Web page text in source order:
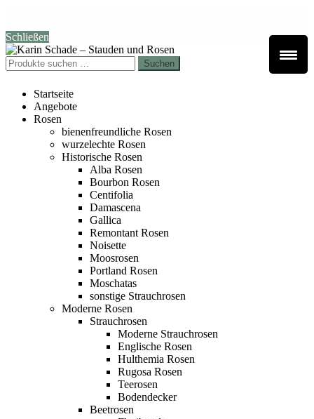
Schließen
Zur
Navigation
springen
Zum
Inhalt
springen
Suchen
nach:
Suchen
Startseite
Angebote
Rosen
bienenfreundliche Rosen
wurzelechte Rosen
Historische Rosen
Alba Rosen
Bourbon Rosen
Centifolia
Damascena
Gallica
Remontant Rosen
Noisette
Moosrosen
Portland Rosen
Moschatas
sonstige Strauchrosen
Moderne Rosen
Strauchrosen
Moderne Strauchrosen
Englische Rosen
Hulthemia Rosen
Rugosa Rosen
Teerosen
Bodendecker
Beetrosen